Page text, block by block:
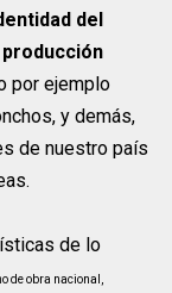
del
por ejemplo
y demás,
de nuestro país
de lo
de obra nacional,